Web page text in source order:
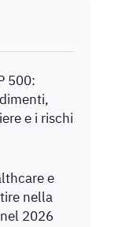
500:
e i rischi
e
nella
2026